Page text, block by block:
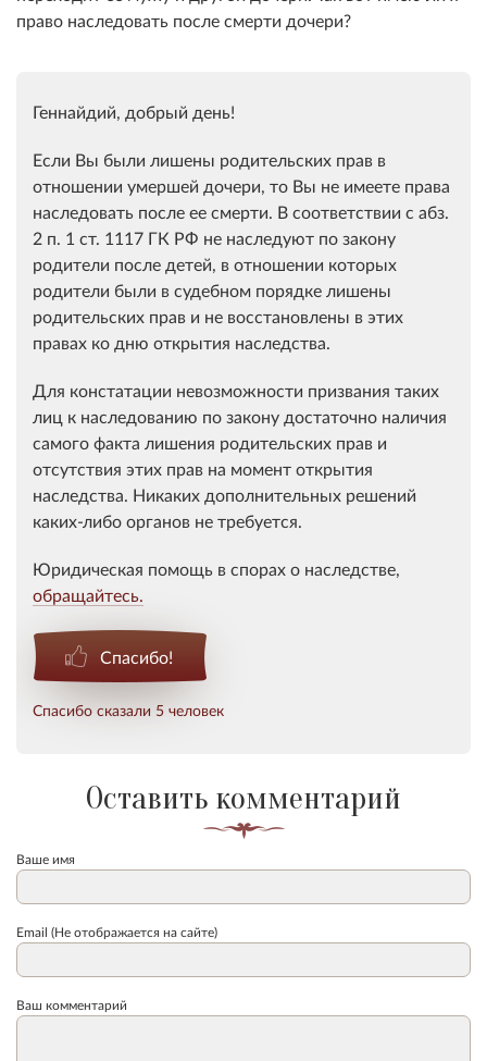
право наследовать после смерти дочери?
Геннайдий, добрый день!
Если Вы были лишены родительских прав в
отношении умершей дочери, то Вы не имеете права
наследовать после ее смерти. В соответствии с абз.
2 п. 1 ст. 1117 ГК РФ не наследуют по закону
родители после детей, в отношении которых
родители были в судебном порядке лишены
родительских прав и не восстановлены в этих
правах ко дню открытия наследства.
Для констатации невозможности призвания таких
лиц к наследованию по закону достаточно наличия
самого факта лишения родительских прав и
отсутствия этих прав на момент открытия
наследства. Никаких дополнительных решений
каких-либо органов не требуется.
Юридическая помощь в спорах о наследстве,
обращайтесь.
Спасибо!
Спасибо сказали 5 человек
Оставить комментарий
Ваше имя
Email (Не отображается на сайте)
Ваш комментарий